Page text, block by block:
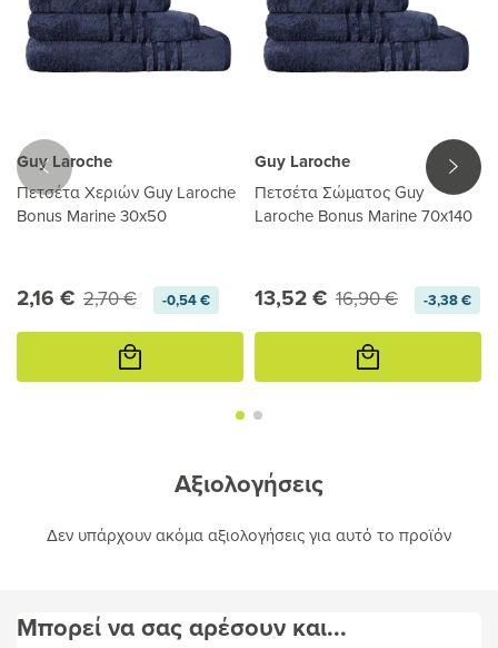
Guy Laroche
Πετσέτα Χεριών Guy Laroche
Bonus Marine 30x50
2,16 € 2,70 € -0,54 €
Προσθήκη
καλάθι
Guy Laroche
Πετσέτα Σώματος Guy
Laroche Bonus Marine 70x140
13,52 € 16,90 € -3,38 €
Προσθήκη
καλάθι
Αξιολογήσεις
Δεν υπάρχουν ακόμα αξιολογήσεις για αυτό το προϊόν
Μπορεί να σας αρέσουν και...